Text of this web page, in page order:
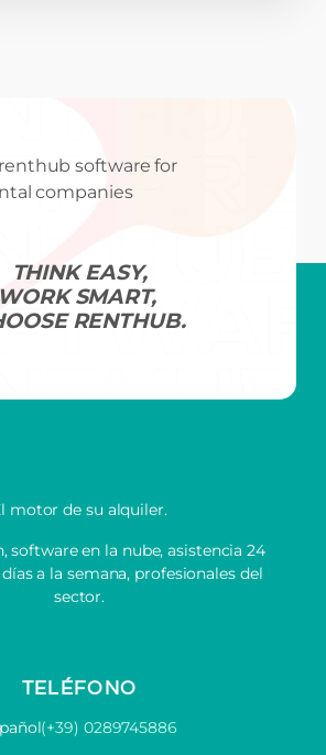
THINK EASY,
WORK SMART,
RENTHUB.
motor de su alquiler.
software en la nube, asistencia 24
a la semana, profesionales del
sector.
TELÉFONO
(+39) 0289745886